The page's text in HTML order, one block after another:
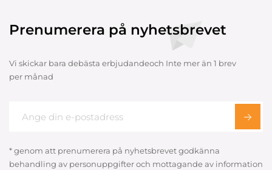
Prenumerera på nyhetsbrevet
Vi skickar bara debästa erbjudandeoch Inte mer än 1 brev
per månad
* genom att prenumerera på nyhetsbrevet godkänna
behandling av personuppgifter och mottagande av information